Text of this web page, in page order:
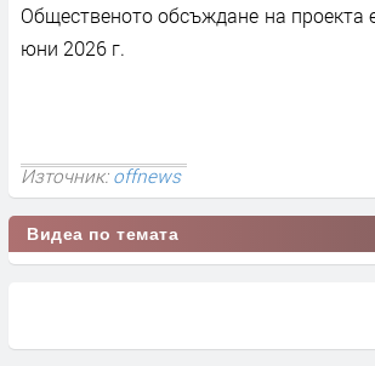
Общественото обсъждане на проекта
юни 2026 г.
Източник:offnews
Видеа по темата